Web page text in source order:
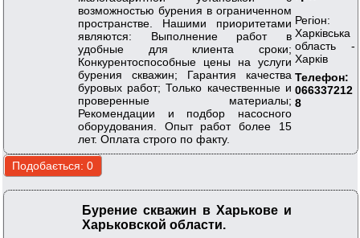
возможностью бурения в ограниченном
пространстве. Нашими приоритетами
являются: Выполнение работ в
удобные для клиента сроки;
Конкурентоспособные цены на услуги
бурения скважин; Гарантия качества
буровых работ; Только качественные и
проверенные материалы;
Рекомендации и подбор насосного
оборудования. Опыт работ более 15
лет. Оплата строго по факту.
Регіон:
Харківська
область -
Харків
Телефон:
066337212
8
Бурение скважин в Харькове и
Харьковской области.